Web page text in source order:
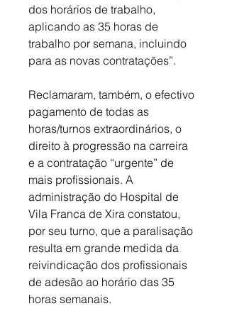
dos horários de trabalho,
aplicando as 35 horas de
trabalho por semana, incluindo
para as novas contratações”.
Reclamaram, também, o efectivo
pagamento de todas as
horas/turnos extraordinários, o
direito à progressão na carreira
e a contratação “urgente” de
mais profissionais. A
administração do Hospital de
Vila Franca de Xira constatou,
por seu turno, que a paralisação
resulta em grande medida da
reivindicação dos profissionais
de adesão ao horário das 35
horas semanais.